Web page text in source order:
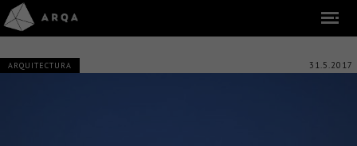
ARQUITECTURA 31.5.2017